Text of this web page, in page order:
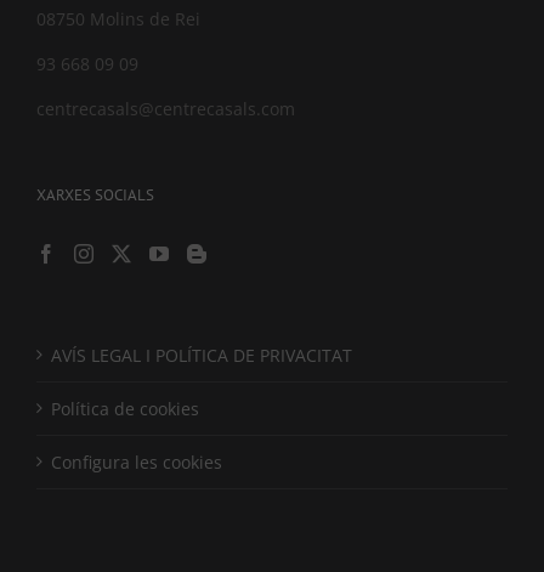
08750 Molins de Rei
93 668 09 09
centrecasals@centrecasals.com
XARXES SOCIALS
AVÍS LEGAL I POLÍTICA DE PRIVACITAT
Política de cookies
Configura les cookies